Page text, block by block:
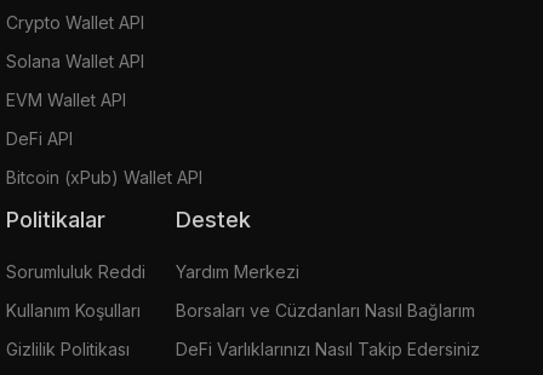
Crypto Wallet API
Solana Wallet API
EVM Wallet API
DeFi API
Bitcoin (xPub) Wallet API
Politikalar
Sorumluluk Reddi
Kullanım Koşulları
Gizlilik Politikası
Destek
Yardım Merkezi
Borsaları ve Cüzdanları Nasıl Bağlarım
DeFi Varlıklarınızı Nasıl Takip Edersiniz